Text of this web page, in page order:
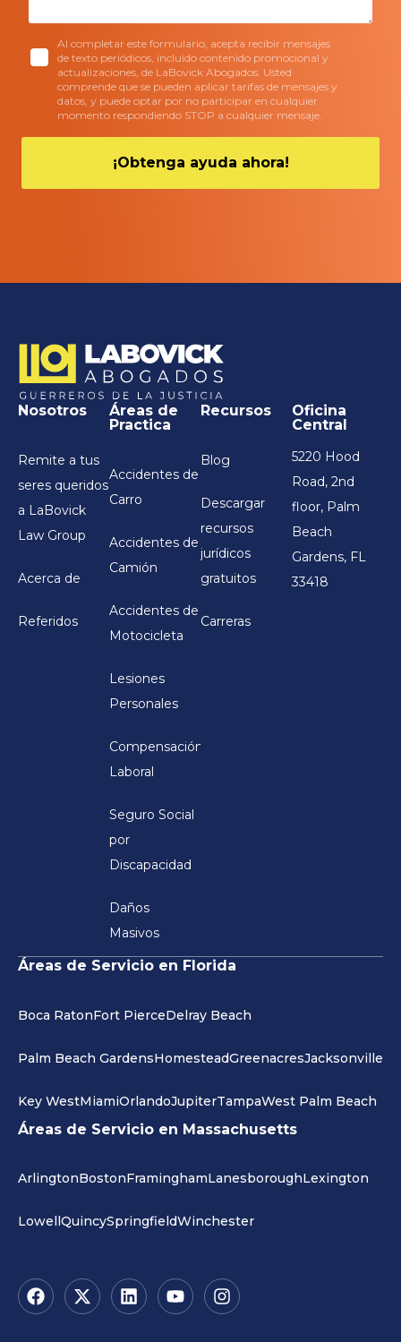
Al completar este formulario, acepta recibir mensajes
de texto periódicos, incluido contenido promocional y
actualizaciones, de LaBovick Abogados. Usted
comprende que se pueden aplicar tarifas de mensajes y
datos, y puede optar por no participar en cualquier
momento respondiendo STOP a cualquier mensaje.
Nosotros
Remite a tus
seres queridos
a LaBovick
Law Group
Acerca de
Referidos
Áreas de
Practica
Accidentes de
Carro
Accidentes de
Camión
Accidentes de
Motocicleta
Lesiones
Personales
Compensación
Laboral
Seguro Social
por
Discapacidad
Daños
Masivos
Recursos
Blog
Descargar
recursos
jurídicos
gratuitos
Carreras
Oficina
Central
5220 Hood
Road, 2nd
floor, Palm
Beach
Gardens, FL
33418
Áreas de Servicio en Florida
Boca RatonFort PierceDelray Beach
Palm Beach GardensHomesteadGreenacresJacksonville
Key WestMiamiOrlandoJupiterTampaWest Palm Beach
Áreas de Servicio en Massachusetts
ArlingtonBostonFraminghamLanesboroughLexington
Lowell QuincySpringfieldWinchester